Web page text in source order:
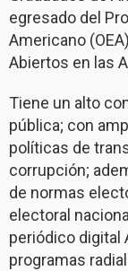
egresado del
Americano
Abiertos en las
Tiene un alto
pública; con
políticas de
corrupción;
de normas
electoral
periódico digital
programas